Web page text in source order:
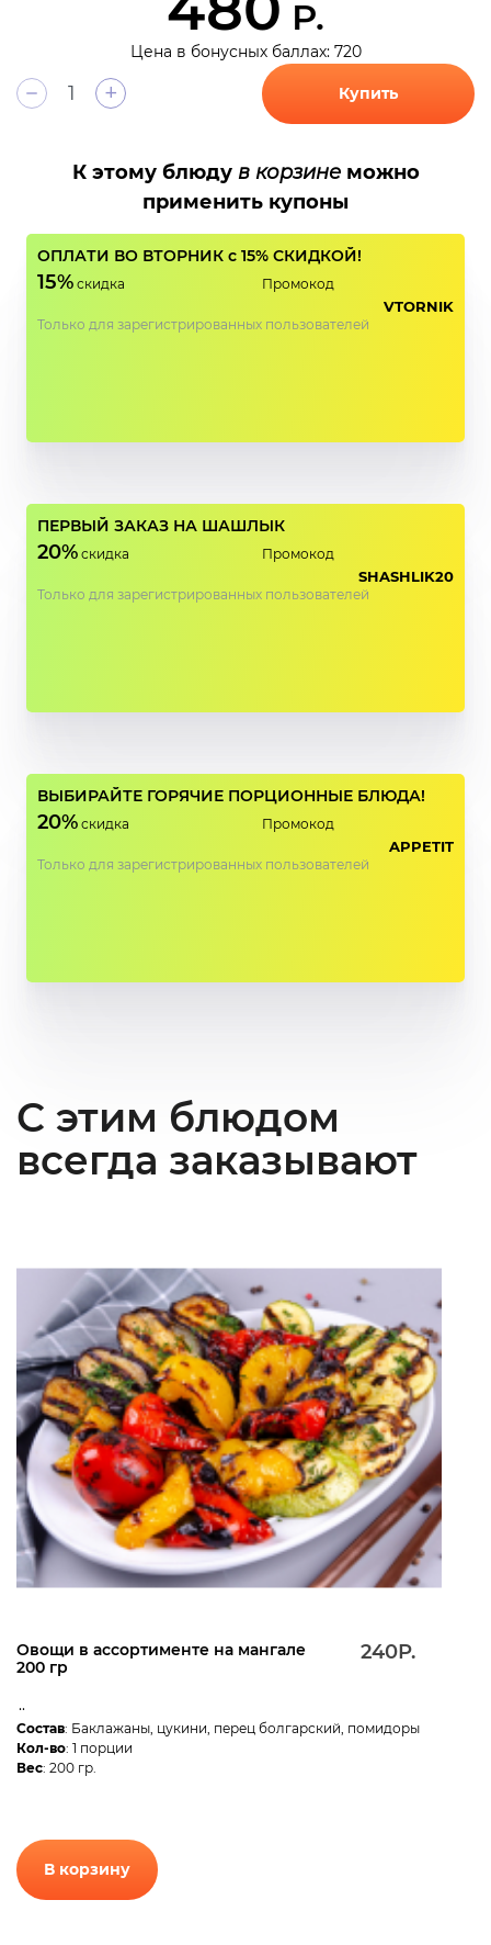
Р.
Цена в бонусных баллах: 720
+ Купить
К этому блюду в корзинеможно
применить купоны
ОПЛАТИ ВО ВТОРНИК с 15% СКИДКОЙ!
15% скидка Промокод
VTORNIK
Только для зарегистрированных пользователей
ПЕРВЫЙ ЗАКАЗ НА ШАШЛЫК
20% скидка Промокод
SHASHLIK20
Только для зарегистрированных пользователей
ВЫБИРАЙТЕ ГОРЯЧИЕ ПОРЦИОННЫЕ БЛЮДА!
20% скидка Промокод
APPETIT
Только для зарегистрированных пользователей
С этим блюдом
всегда заказывают
Овощи в ассортименте на мангале
200 гр
240Р.
..
Состав: Баклажаны, цукини, перец болгарский, помидоры
Кол-во: 1 порции
Вес: 200 гр.
В корзину